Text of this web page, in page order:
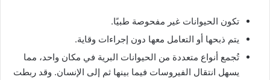
تكون الحيوانات غير مفحوصة طبيًا.
يتم ذبحها أو التعامل معها دون إجراءات وقاية.
تُجمع أنواع متعددة من الحيوانات البرية في مكان واحد، مما
يسهل انتقال الفيروسات فيما بينها ثم إلى الإنسان. وقد ربطت